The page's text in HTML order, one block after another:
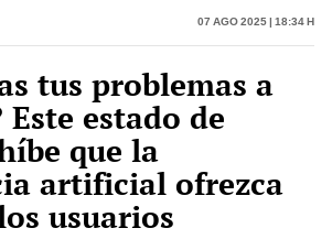
07 Ago 2025 | 18:34 h
tus problemas a
Este estado de
que la
artificial ofrezca
usuarios